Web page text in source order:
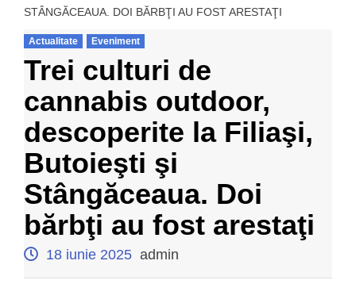
STÂNGĂCEAUA. DOI BĂRBŢI AU FOST ARESTAŢI
Actualitate Eveniment
Trei culturi de
cannabis outdoor,
descoperite la Filiaşi,
Butoieşti şi
Stângăceaua. Doi
bărbţi au fost arestaţi
18 iunie 2025 admin